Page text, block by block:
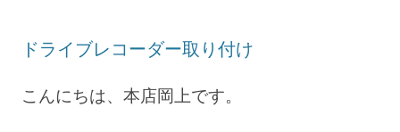
ドライブレコーダー取り付け
こんにちは、本店岡上です。